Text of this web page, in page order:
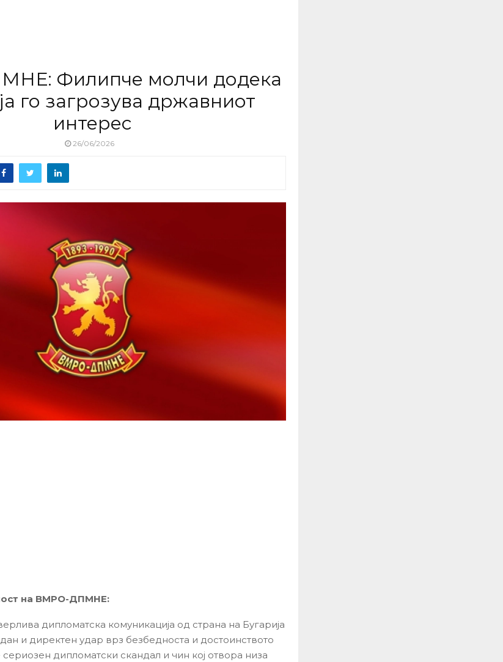
Филипче молчи додека
го загрозува државниот
интерес
26/06/2026
на ВМРО-ДПМНЕ:
дипломатска комуникација од страна на Бугарија
и директен удар врз безбедноста и достоинството
дипломатски скандал и чин кој отвора низа